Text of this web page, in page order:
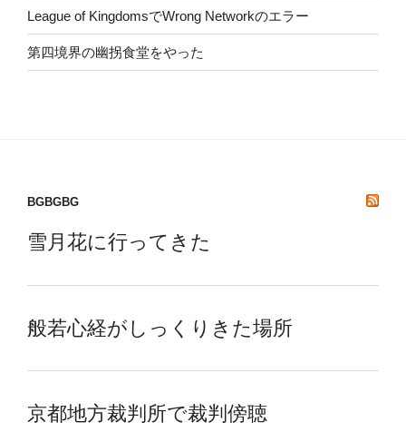
League of KingdomsでWrong Networkのエラー
第四境界の幽拐食堂をやった
BGBGBG
雪月花に行ってきた
般若心経がしっくりきた場所
京都地方裁判所で裁判傍聴